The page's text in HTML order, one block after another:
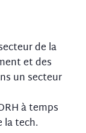
de la
et des
un secteur
à temps
la tech.